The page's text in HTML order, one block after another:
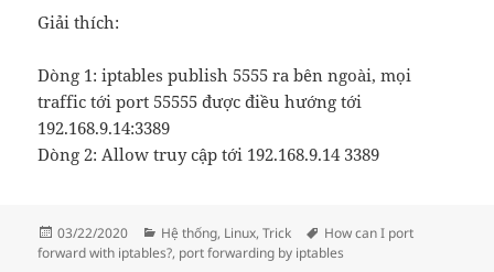
Giải thích:
Dòng 1: iptables publish 5555 ra bên ngoài, mọi
traffic tới port 55555 được điều hướng tới
192.168.9.14:3389
Dòng 2: Allow truy cập tới 192.168.9.14 3389
Đăng
vào
03/22/2020
Danh
mục
Hệ thống, Linux,Trick Thẻ
How can I port
forward with iptables?, port forwarding by iptables